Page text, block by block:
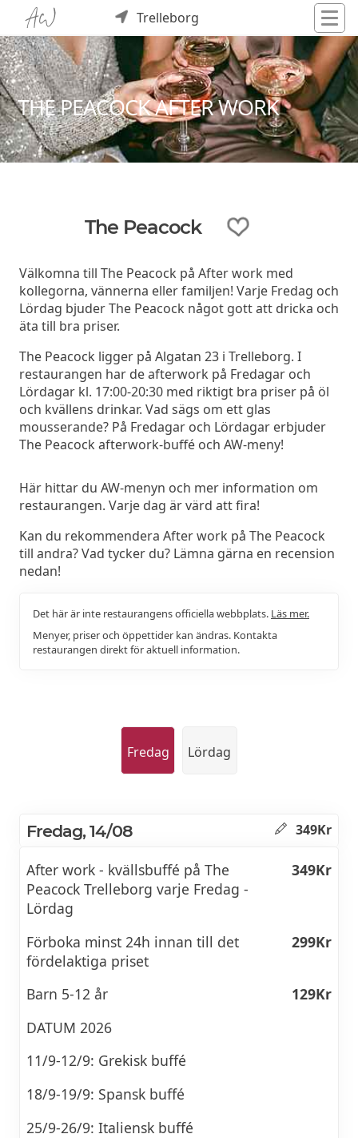
Trelleborg
THE PEACOCK AFTER WORK
The Peacock
Välkomna till The Peacock på After work med
kollegorna, vännerna eller familjen! Varje Fredag och
Lördag bjuder The Peacock något gott att dricka och
äta till bra priser.
The Peacock ligger på Algatan 23 i Trelleborg. I
restaurangen har de afterwork på Fredagar och
Lördagar kl. 17:00-20:30 med riktigt bra priser på öl
och kvällens drinkar. Vad sägs om ett glas
mousserande? På Fredagar och Lördagar erbjuder
The Peacock afterwork-buffé och AW-meny!
Här hittar du AW-menyn och mer information om
restaurangen. Varje dag är värd att fira!
Kan du rekommendera After work på The Peacock
till andra? Vad tycker du? Lämna gärna en recension
nedan!
Det här är inte restaurangens officiella webbplats. Läs mer.
Menyer, priser och öppettider kan ändras. Kontakta
restaurangen direkt för aktuell information.
Fredag Lördag
Fredag, 14/08 349Kr
After work - kvällsbuffé på The
Peacock Trelleborg varje Fredag -
Lördag
349Kr
Förboka minst 24h innan till det
fördelaktiga priset
299Kr
Barn 5-12 år
129Kr
DATUM 2026
11/9-12/9: Grekisk buffé
18/9-19/9: Spansk buffé
25/9-26/9: Italiensk buffé